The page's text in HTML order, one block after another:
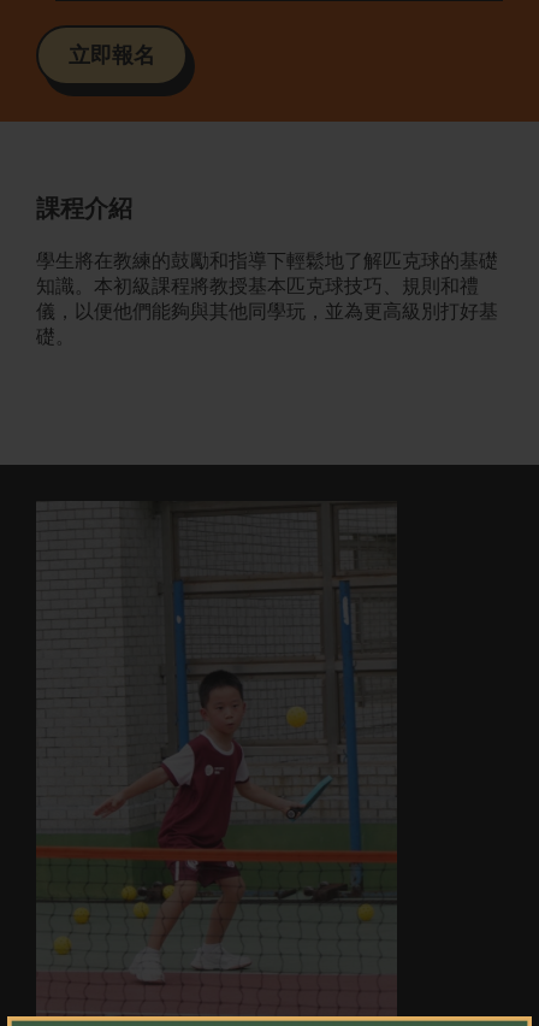
立即報名
課程介紹
學生將在教練的鼓勵和指導下輕鬆地了解匹克球的基礎
知識。本初級課程將教授基本匹克球技巧、規則和禮
儀，以便他們能夠與其他同學玩，並為更高級別打好基
礎。